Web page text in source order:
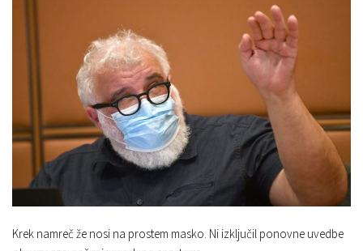
Krek namreč že nosi na prostem masko. Ni izključil ponovne uvedbe